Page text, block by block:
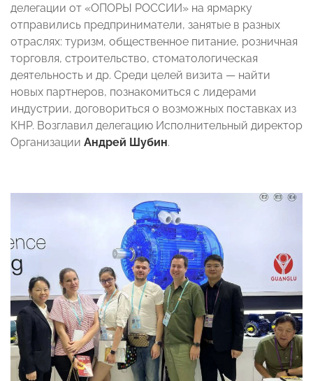
делегации от «ОПОРЫ РОССИИ» на ярмарку
отправились предприниматели, занятые в разных
отраслях: туризм, общественное питание, розничная
торговля, строительство, стоматологическая
деятельность и др. Среди целей визита — найти
новых партнеров, познакомиться с лидерами
индустрии, договориться о возможных поставках из
КНР. Возглавил делегацию Исполнительный директор
Организации Андрей Шубин.